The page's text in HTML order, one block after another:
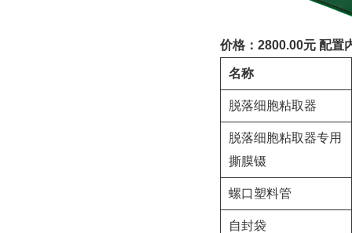
价格： 2800.00元 配置
名称
脱落细胞粘取器
脱落细胞粘取器专用
撕膜镊
螺口塑料管
自封袋